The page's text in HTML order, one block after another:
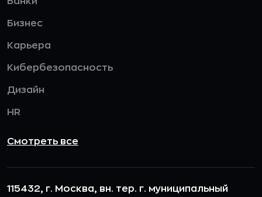
Бизнес
Карьера
Кибербезопасность
Дизайн
HR
Смотреть все
115432, г. Москва, вн. тер. г. муниципальный